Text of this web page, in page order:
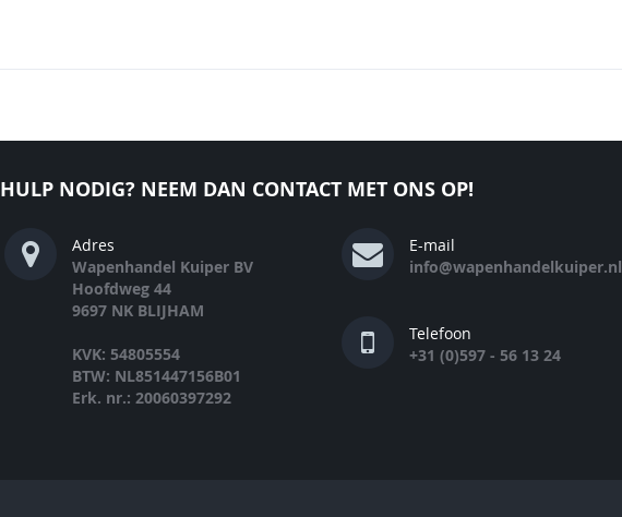
HULP NODIG? NEEM DAN CONTACT MET ONS OP!
Adres
Wapenhandel Kuiper BV
Hoofdweg 44
9697 NK BLIJHAM
KVK: 54805554
BTW: NL851447156B01
Erk. nr.: 20060397292
E-mail
info@wapenhandelkuiper.nl
Telefoon
+31 (0)597 - 56 13 24